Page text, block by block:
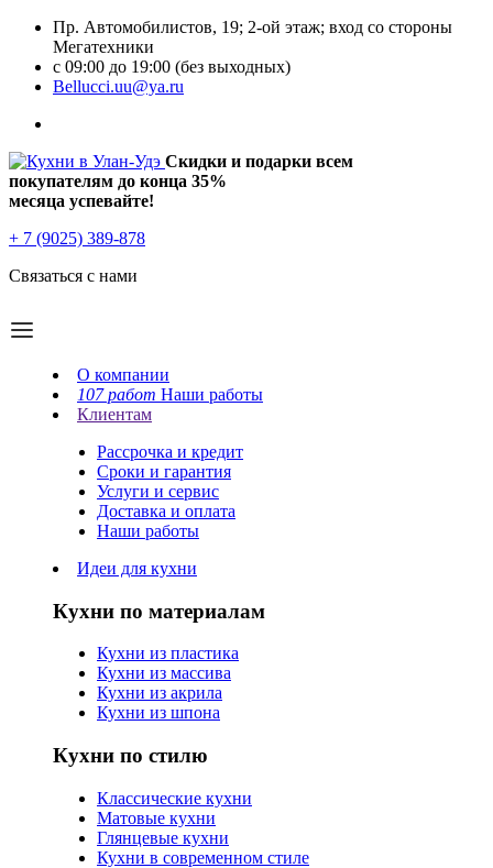
Пр. Автомобилистов, 19; 2-ой этаж; вход со стороны
Мегатехники
с 09:00 до 19:00 (без выходных)
Bellucci.uu@ya.ru
Скидки и подарки всем
покупателям до конца 35%
месяца успевайте!
+ 7 (9025) 389-878
Связаться с нами
О компании
107 работ Наши работы
Клиентам
Рассрочка и кредит
Сроки и гарантия
Услуги и сервис
Доставка и оплата
Наши работы
Идеи для кухни
Кухни по материалам
Кухни из пластика
Кухни из массива
Кухни из акрила
Кухни из шпона
Кухни по стилю
Классические кухни
Матовые кухни
Глянцевые кухни
Кухни в современном стиле